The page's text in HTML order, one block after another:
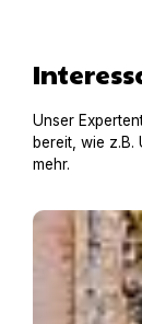
Unser
bereit, wie z.B.
mehr.
Hausboot